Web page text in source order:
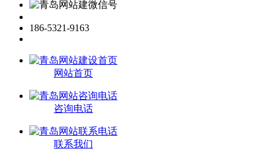
186-5321-9163
网站首页
咨询电话
联系我们